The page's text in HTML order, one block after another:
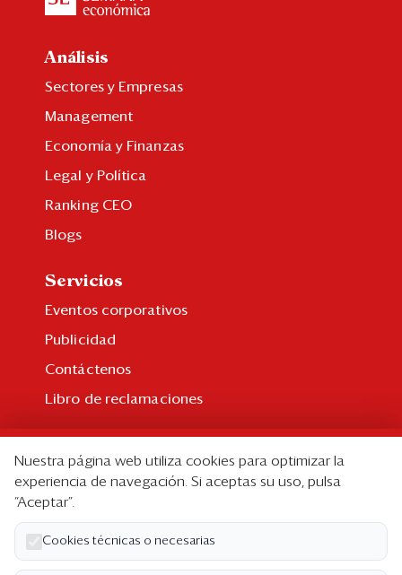
Análisis
Sectores y Empresas
Management
Economía y Finanzas
Legal y Política
Ranking CEO
Blogs
Servicios
Eventos corporativos
Publicidad
Contáctenos
Libro de reclamaciones
Suscripción individual
Paquetes corporativos
Edición Impresa
Nuestra página web utiliza cookies para optimizar la
experiencia de navegación. Si aceptas su uso, pulsa
“Aceptar”.
Cookies técnicas o necesarias